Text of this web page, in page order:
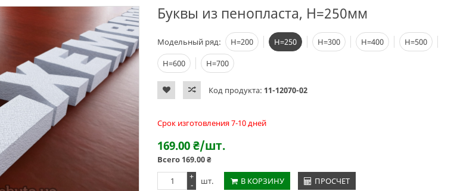
Буквы из пенопласта, H=250мм
Модельный ряд: Н=200 Н=250 Н=300 Н=400
Н=500
Н=600
Н=700
Код продукта: 11-12070-02
Срок изготовления 7-10 дней
169.00₴/шт.
Всего169.00₴
+
-
шт. В КОРЗИНУ ПРОСЧЕТ